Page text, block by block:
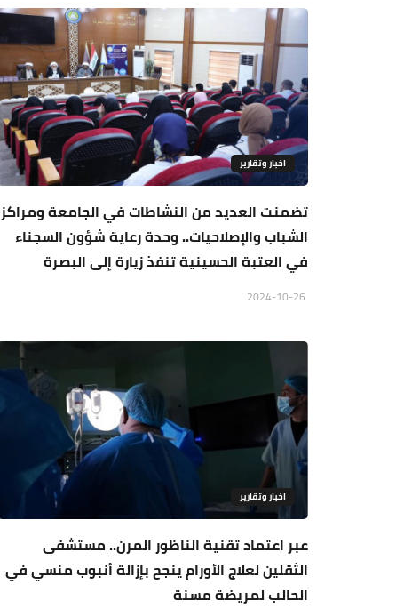
اخبار وتقارير
تضمنت العديد من النشاطات في الجامعة ومراكز
الشباب والإصلاحيات.. وحدة رعاية شؤون السجناء
في العتبة الحسينية تنفذ زيارة إلى البصرة
اخبار وتقارير
عبر اعتماد تقنية الناظور المرن.. مستشفى
الثقلين لعلاج الأورام ينجح بإزالة أنبوب منسي في
الحالب لمريضة مسنة